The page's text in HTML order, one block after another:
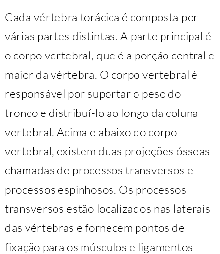
Cada vértebra torácica é composta por
várias partes distintas. A parte principal é
o corpo vertebral, que é a porção central e
maior da vértebra. O corpo vertebral é
responsável por suportar o peso do
tronco e distribuí-lo ao longo da coluna
vertebral. Acima e abaixo do corpo
vertebral, existem duas projeções ósseas
chamadas de processos transversos e
processos espinhosos. Os processos
transversos estão localizados nas laterais
das vértebras e fornecem pontos de
fixação para os músculos e ligamentos